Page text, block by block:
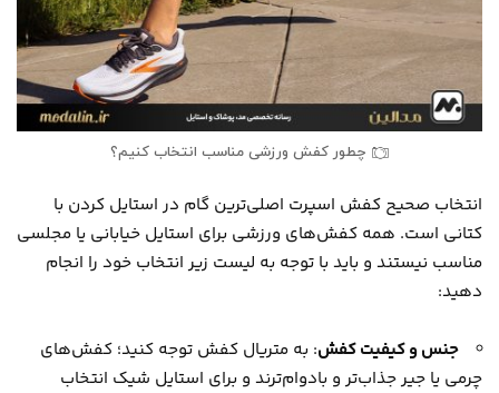
چطور کفش ورزشی مناسب انتخاب کنیم؟
انتخاب صحیح کفش اسپرت اصلی‌ترین گام در استایل کردن با
کتانی است. همه کفش‌های ورزشی برای استایل خیابانی یا مجلسی
مناسب نیستند و باید با توجه به لیست زیر انتخاب خود را انجام
دهید:
جنس و کیفیت کفش: به متریال کفش توجه کنید؛ کفش‌های
چرمی یا جیر جذاب‌تر و بادوام‌ترند و برای استایل شیک انتخاب